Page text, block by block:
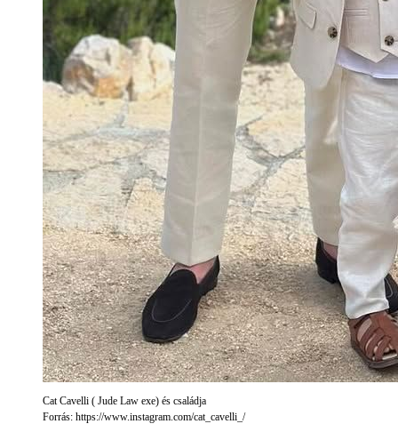
Cat Cavelli ( Jude Law exe) és családja
Forrás: https://www.instagram.com/cat_cavelli_/